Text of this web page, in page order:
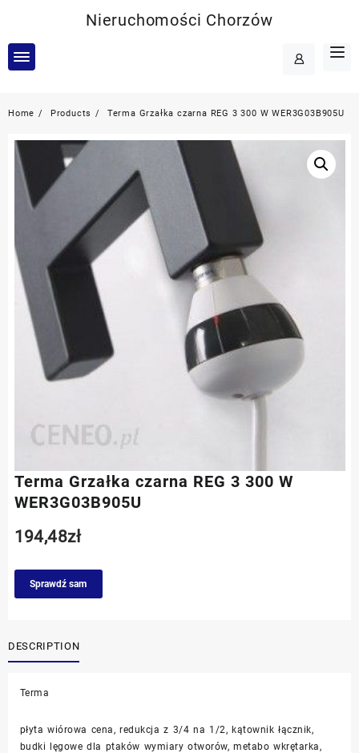
content
Nieruchomości Chorzów
Home Products Terma Grzałka czarna REG 3 300 W WER3G03B905U
Terma Grzałka czarna REG 3 300 W
WER3G03B905U
194,48zł
Sprawdź sam
DESCRIPTION
Terma
płyta wiórowa cena, redukcja z 3/4 na 1/2, kątownik łącznik,
budki lęgowe dla ptaków wymiary otworów, metabo wkrętarka,